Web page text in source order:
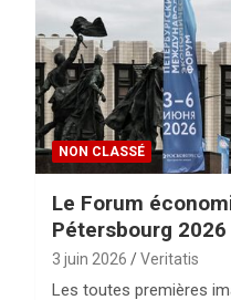
NON CLASSÉ
Le Forum
Pétersbourg
3 juin 2026 Veritatis
Les toutes premières